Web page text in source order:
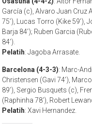
García (c), Alvaro Juan Cruz
75’), Lucas Torro (Kike 59’),
Barja 84’); Ruben Garcia
84’).
Pelatih: Jagoba Arrasate.
Barcelona (4-3-3): Marc-
Christensen (Gavi 74’),
89’), Sergio Busquets (c),
(Raphinha 78’), Robert
Pelatih: Xavi Hernandez.